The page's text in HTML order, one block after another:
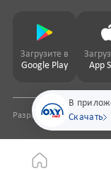
В
Скачать
Загрузите в
Google Play
App
Разработка сайта